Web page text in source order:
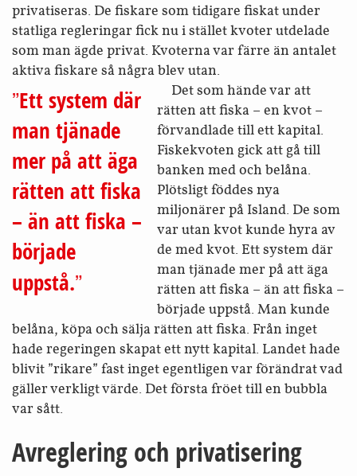
privatiseras. De fiskare som tidigare fiskat under
statliga regleringar fick nu i stället kvoter utdelade
som man ägde privat. Kvoterna var färre än antalet
aktiva fiskare så några blev utan.
Ett system där
man tjänade
mer på att äga
rätten att fiska
– än att fiska –
började
uppstå.
Det som hände var att
rätten att fiska – en kvot –
förvandlade till ett kapital.
Fiske­kvoten gick att gå till
banken med och belåna.
Plötsligt föddes nya
miljonärer på Island. De som
var utan kvot kunde hyra av
de med kvot. Ett system där
man tjänade mer på att äga
rätten att fiska – än att fiska –
började uppstå. Man kunde
belåna, köpa och sälja rätten att fiska. Från inget
hade regeringen skapat ett nytt kapital. Landet hade
blivit ”rikare” fast inget egentligen var förändrat vad
gäller verkligt värde. Det första fröet till en bubbla
var sått.
Avreglering och privatisering